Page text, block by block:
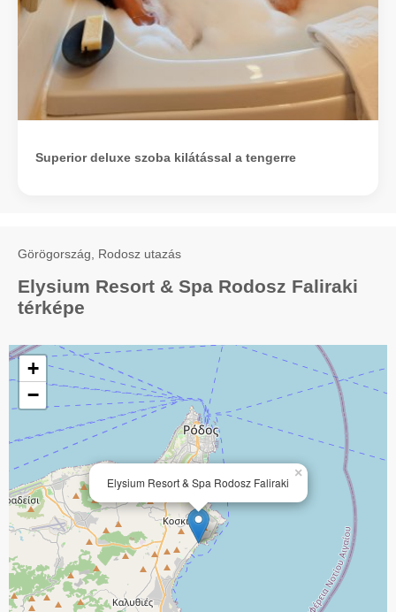
Superior deluxe szoba kilátással a tengerre
Görögország, Rodosz utazás
Elysium Resort & Spa Rodosz Faliraki
térképe
Elysium Resort & Spa Rodosz Faliraki
×
+
−